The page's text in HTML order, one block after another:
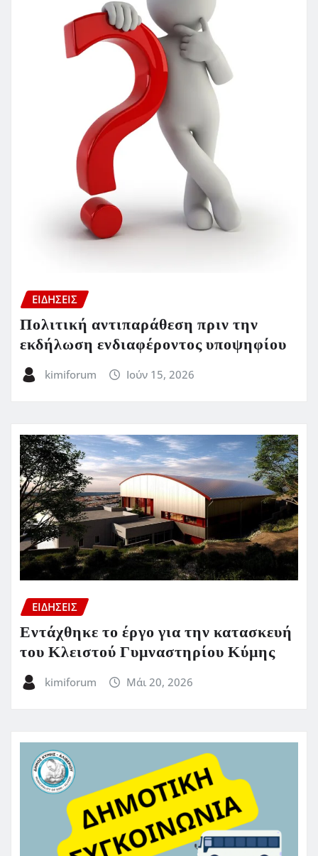
ΕΙΔΗΣΕΙΣ
Πολιτική αντιπαράθεση πριν την
εκδήλωση ενδιαφέροντος υποψηφίου
kimiforum Ιούν 15, 2026
ΕΙΔΗΣΕΙΣ
Εντάχθηκε το έργο για την κατασκευή
του Κλειστού Γυμναστηρίου Κύμης
kimiforum Μάι 20, 2026